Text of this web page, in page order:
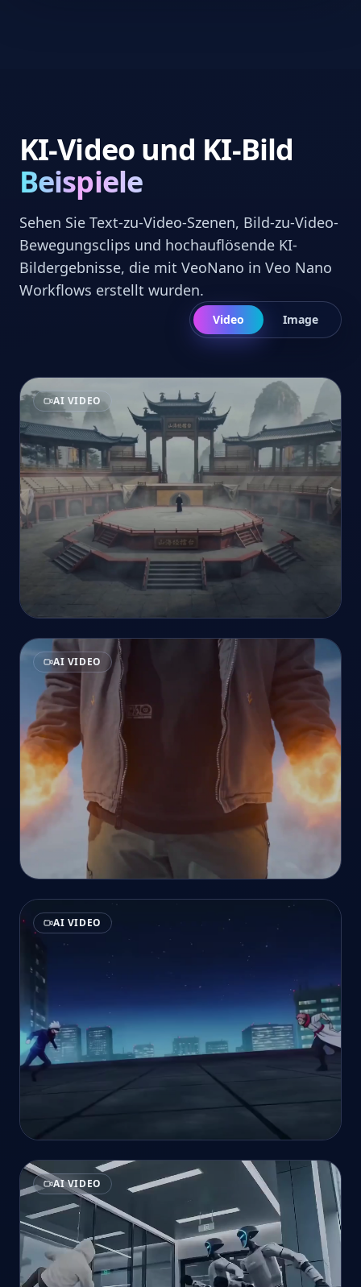
KI-Video und KI-Bild
Beispiele
Sehen Sie Text-zu-Video-Szenen, Bild-zu-Video-
Bewegungsclips und hochauflösende KI-
Bildergebnisse, die mit VeoNano in Veo Nano
Workflows erstellt wurden.
Video Image
AI VIDEO
AI VIDEO
AI VIDEO
AI VIDEO